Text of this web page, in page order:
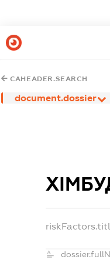
CAHEADER.SEARCH
document.dossier